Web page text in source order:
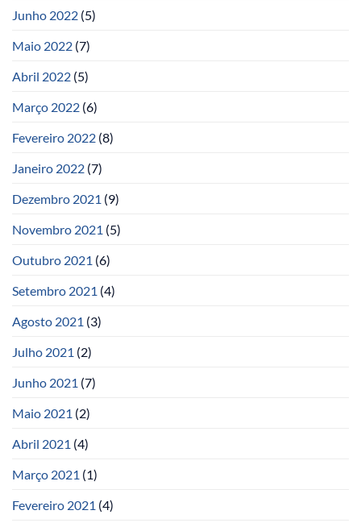
Junho 2022 (5)
Maio 2022 (7)
Abril 2022 (5)
Março 2022 (6)
Fevereiro 2022 (8)
Janeiro 2022 (7)
Dezembro 2021 (9)
Novembro 2021 (5)
Outubro 2021 (6)
Setembro 2021 (4)
Agosto 2021 (3)
Julho 2021 (2)
Junho 2021 (7)
Maio 2021 (2)
Abril 2021 (4)
Março 2021 (1)
Fevereiro 2021 (4)